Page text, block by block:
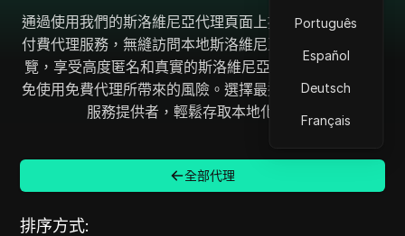
Português
Español
Deutsch
Français
通過使用我們的斯洛維尼亞代理頁面上提供的最受好評的
付費代理服務，無縫訪問本地斯洛維尼亞內容。自信地瀏
覽，享受高度匿名和真實的斯洛維尼亞 IP 位址，同時避
免使用免費代理所帶來的風險。選擇最適合您需求的理想
服務提供者，輕鬆存取本地化服務。
全部代理
排序方式: